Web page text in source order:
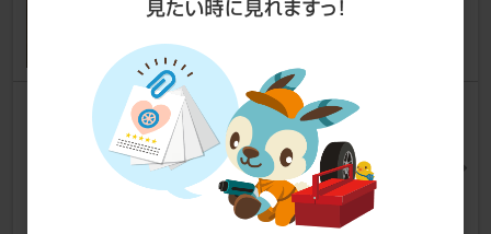
satoshi-kojimaさん
日産純正 サイドブラインドモニ
ター
ティーダ
むくぞうさん